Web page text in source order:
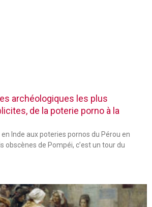
archéologiques les plus
de la poterie porno à la
Inde aux poteries pornos du Pérou en
obscènes de Pompéi, c’est un tour du